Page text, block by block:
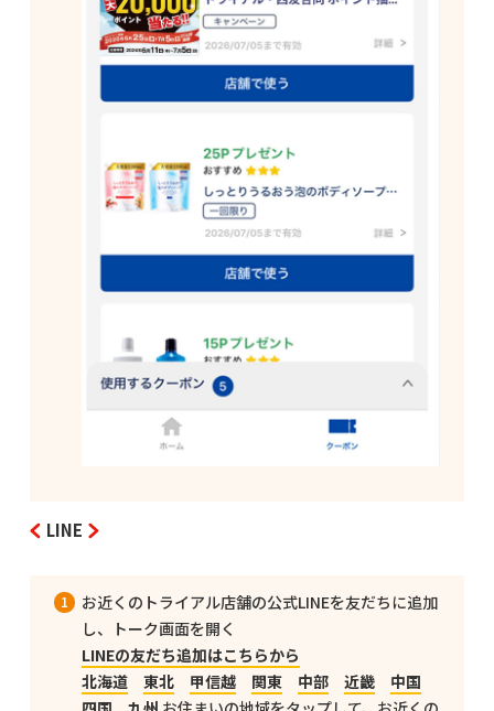
LINE
お近くのトライアル店舗の公式LINEを友だちに追加
し、トーク画面を開く
LINEの友だち追加はこちらから
北海道
東北 甲信越 関東 中部 近畿
中国